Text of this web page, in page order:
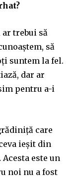
ar trebui să
să
suntem la fel.
dar ar
pentru a-i
care
ieșit din
este un
noi nu a fost